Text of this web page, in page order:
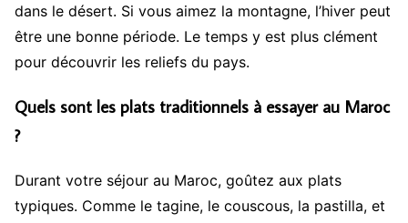
dans le désert. Si vous aimez la montagne, l’hiver peut
être une bonne période. Le temps y est plus clément
pour découvrir les reliefs du pays.
Quels sont les plats traditionnels à essayer au Maroc
?
Durant votre séjour au Maroc, goûtez aux plats
typiques. Comme le tagine, le couscous, la pastilla, et